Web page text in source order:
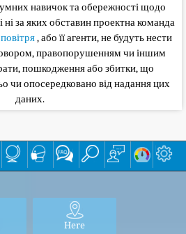
навичок та обережності щодо
ні за яких обставин проектна команда
, або її агенти, не будуть нести
правопорушенням чи іншим
пошкодження або збитки, що
чи опосередковано від надання цих
даних.
Here